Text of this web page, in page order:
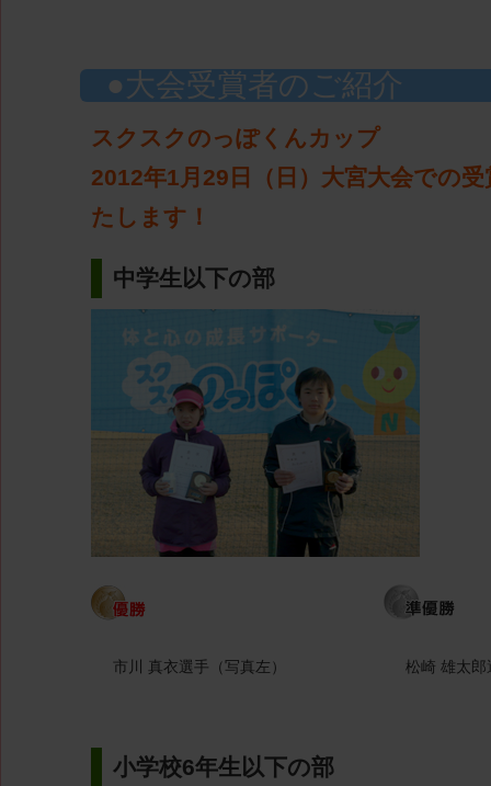
大会受賞者のご紹介
スクスクのっぽくんカップ
2012年1月29日（日）大宮大会での
たします！
中学生以下の部
市川 真衣選手（写真左） 松崎 雄太郎
小学校6年生以下の部